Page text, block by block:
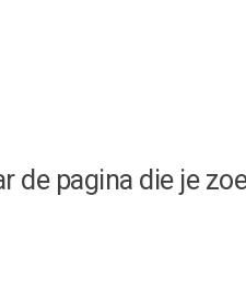
de pagina die je